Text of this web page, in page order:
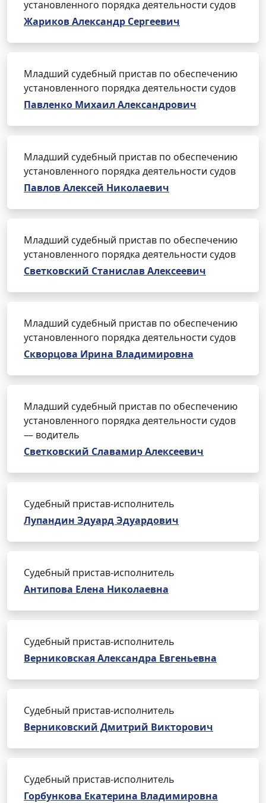
установленного порядка деятельности судов
Жариков Александр Сергеевич
Младший судебный пристав по обеспечению
установленного порядка деятельности судов
Павленко Михаил Александрович
Младший судебный пристав по обеспечению
установленного порядка деятельности судов
Павлов Алексей Николаевич
Младший судебный пристав по обеспечению
установленного порядка деятельности судов
Светковский Станислав Алексеевич
Младший судебный пристав по обеспечению
установленного порядка деятельности судов
Скворцова Ирина Владимировна
Младший судебный пристав по обеспечению
установленного порядка деятельности судов
— водитель
Светковский Славамир Алексеевич
Судебный пристав-исполнитель
Лупандин Эдуард Эдуардович
Судебный пристав-исполнитель
Антипова Елена Николаевна
Судебный пристав-исполнитель
Верниковская Александра Евгеньевна
Судебный пристав-исполнитель
Верниковский Дмитрий Викторович
Судебный пристав-исполнитель
Горбункова Екатерина Владимировна